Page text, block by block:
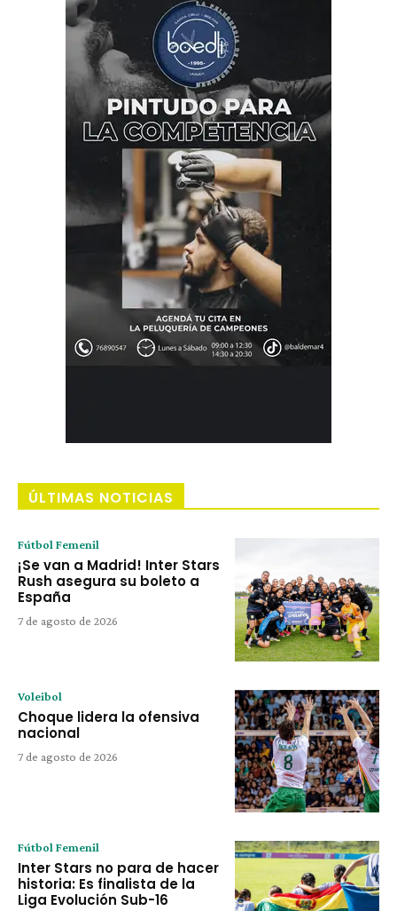
ÚLTIMAS NOTICIAS
Fútbol Femenil
¡Se van a Madrid! Inter Stars
Rush asegura su boleto a
España
7 de agosto de 2026
Voleibol
Choque lidera la ofensiva
nacional
7 de agosto de 2026
Fútbol Femenil
Inter Stars no para de hacer
historia: Es finalista de la
Liga Evolución Sub-16